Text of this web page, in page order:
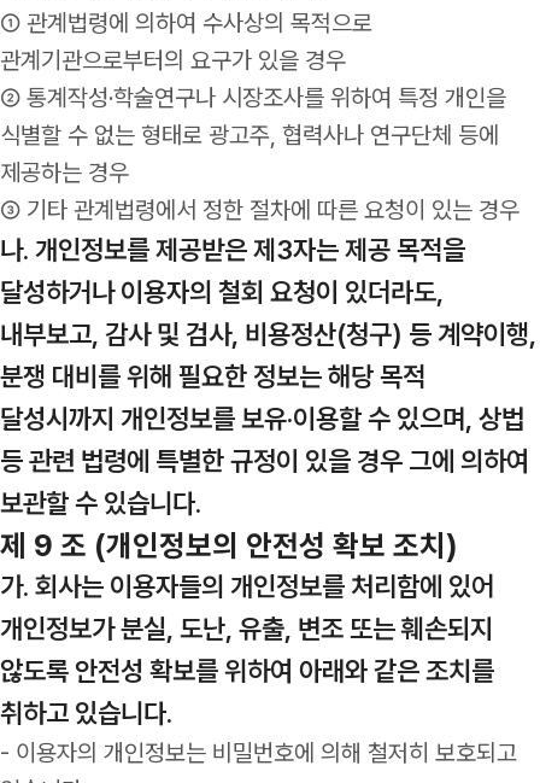
① 관계법령에 의하여 수사상의 목적으로
관계기관으로부터의 요구가 있을 경우
② 통계작성·학술연구나 시장조사를 위하여 특정 개인을
식별할 수 없는 형태로 광고주, 협력사나 연구단체 등에
제공하는 경우
③ 기타 관계법령에서 정한 절차에 따른 요청이 있는 경우
나. 개인정보를 제공받은 제3자는 제공 목적을
달성하거나 이용자의 철회 요청이 있더라도,
내부보고, 감사 및 검사, 비용정산(청구) 등 계약이행,
분쟁 대비를 위해 필요한 정보는 해당 목적
달성시까지 개인정보를 보유·이용할 수 있으며, 상법
등 관련 법령에 특별한 규정이 있을 경우 그에 의하여
보관할 수 있습니다.
제 9 조 (개인정보의 안전성 확보 조치)
가. 회사는 이용자들의 개인정보를 처리함에 있어
개인정보가 분실, 도난, 유출, 변조 또는 훼손되지
않도록 안전성 확보를 위하여 아래와 같은 조치를
취하고 있습니다.
- 이용자의 개인정보는 비밀번호에 의해 철저히 보호되고